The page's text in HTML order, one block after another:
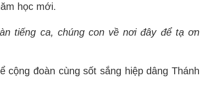
học mới.
tiếng ca, chúng con về nơi đây để tạ ơn
đoàn cùng sốt sắng hiệp dâng Thánh